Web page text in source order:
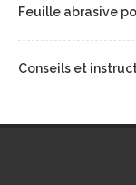
Feuille abrasive
Conseils et